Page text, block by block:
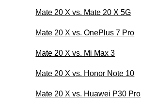
Mate 20 X vs. Mate 20 X 5G
Mate 20 X vs. OnePlus 7 Pro
Mate 20 X vs. Mi Max 3
Mate 20 X vs. Honor Note 10
Mate 20 X vs. Huawei P30 Pro